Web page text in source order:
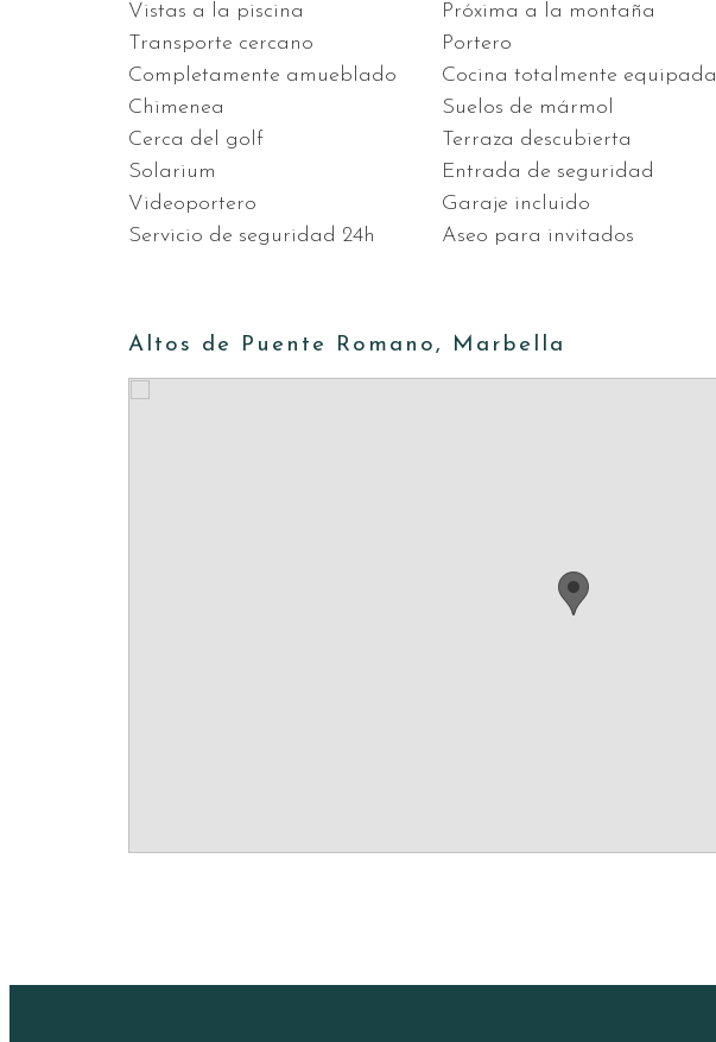
Vistas a la piscina
Próxima a la montaña
Transporte cercano
Portero
Completamente amueblado
Cocina totalmente equipada
Chimenea
Suelos de mármol
Cerca del golf
Terraza descubierta
Solarium
Entrada de seguridad
Videoportero
Garaje incluido
Servicio de seguridad 24h
Aseo para invitados
Altos de Puente Romano, Marbella